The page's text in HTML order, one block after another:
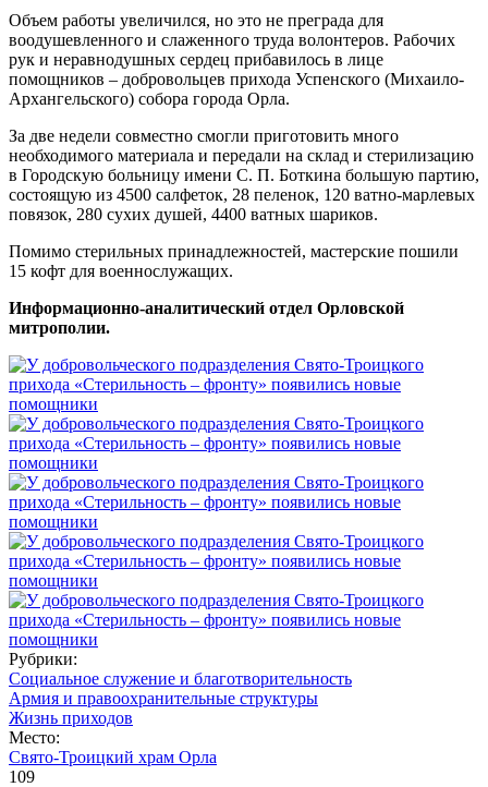
Объем работы увеличился, но это не преграда для
воодушевленного и слаженного труда волонтеров. Рабочих
рук и неравнодушных сердец прибавилось в лице
помощников – добровольцев прихода Успенского (Михаило-
Архангельского) собора города Орла.
За две недели совместно смогли приготовить много
необходимого материала и передали на склад и стерилизацию
в Городскую больницу имени С. П. Боткина большую партию,
состоящую из 4500 салфеток, 28 пеленок, 120 ватно-марлевых
повязок, 280 сухих душей, 4400 ватных шариков.
Помимо стерильных принадлежностей, мастерские пошили
15 кофт для военнослужащих.
Информационно-аналитический отдел Орловской
митрополии.
Рубрики:
Социальное служение и благотворительность
Армия и правоохранительные структуры
Жизнь приходов
Место:
Свято-Троицкий храм Орла
109